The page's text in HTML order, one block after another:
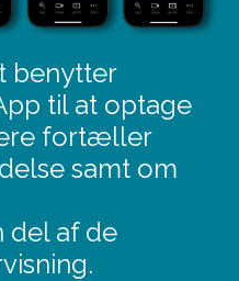
benytter
til at optage
fortæller
samt om
del af de